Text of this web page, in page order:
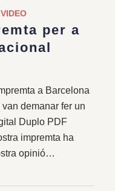
VIDEO
per a
a Barcelona
demanar fer un
Duplo PDF
impremta ha
opinió…